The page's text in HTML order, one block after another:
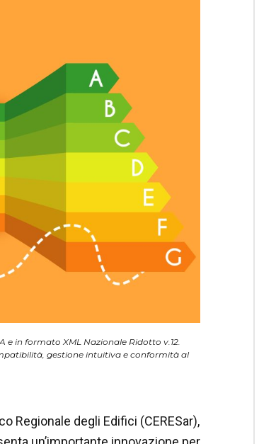
e in formato XML Nazionale Ridotto v.12.
gestione intuitiva e conformità al
Regionale degli Edifici (CERESar),